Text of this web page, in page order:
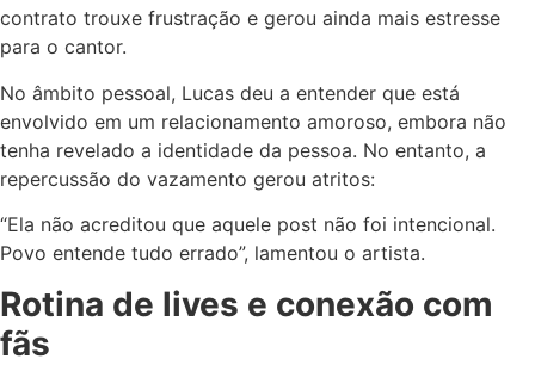
contrato trouxe frustração e gerou ainda mais estresse
para o cantor.
No âmbito pessoal, Lucas deu a entender que está
envolvido em um relacionamento amoroso, embora não
tenha revelado a identidade da pessoa. No entanto, a
repercussão do vazamento gerou atritos:
“Ela não acreditou que aquele post não foi intencional.
Povo entende tudo errado”, lamentou o artista.
Rotina de lives e conexão com
fãs